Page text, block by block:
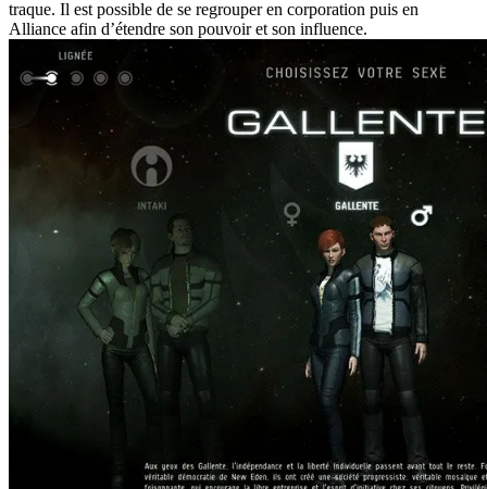
traque. Il est possible de se regrouper en corporation puis en
Alliance afin d’étendre son pouvoir et son influence.